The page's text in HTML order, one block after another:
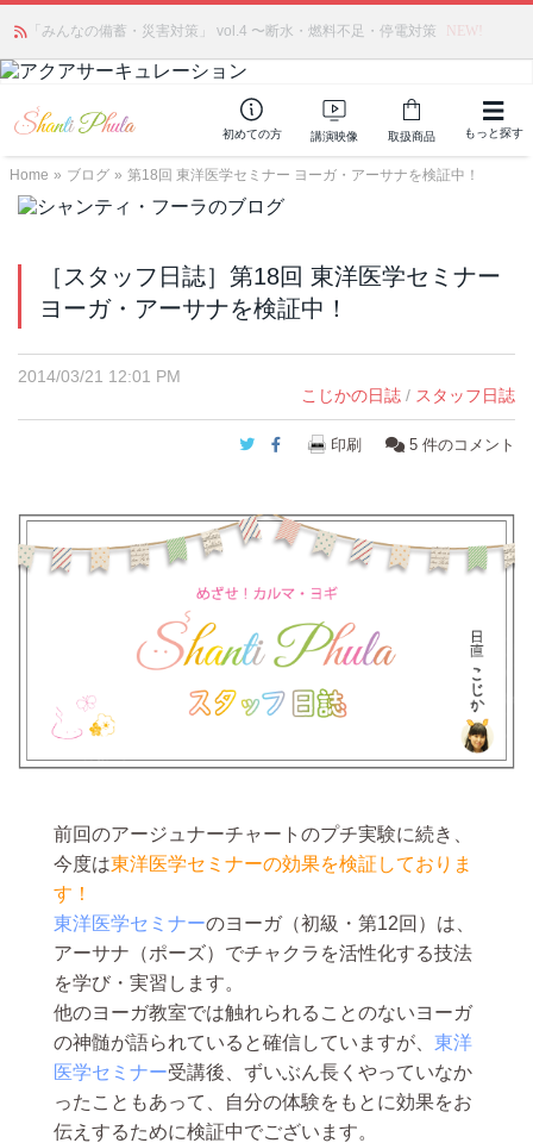
「みんなの備蓄・災害対策」 vol.4 〜断水・燃料不足・停電対策 NEW!
初めての方 講演映像 取扱商品 もっと探す
Home » ブログ » 第18回 東洋医学セミナー ヨーガ・アーサナを検証中！
［スタッフ日誌］第18回 東洋医学セミナー
ヨーガ・アーサナを検証中！
2014/03/21 12:01 PM
こじかの日誌 / スタッフ日誌
Twitter
Facebook
印刷 5 件のコメント
前回のアージュナーチャートのプチ実験に続き、
今度は東洋医学セミナーの効果を検証しておりま
す！
東洋医学セミナーのヨーガ（初級・第12回）は、
アーサナ（ポーズ）でチャクラを活性化する技法
を学び・実習します。
他のヨーガ教室では触れられることのないヨーガ
の神髄が語られていると確信していますが、 東洋
医学セミナー受講後、ずいぶん長くやっていなか
ったこともあって、自分の体験をもとに効果をお
伝えするために検証中でございます。